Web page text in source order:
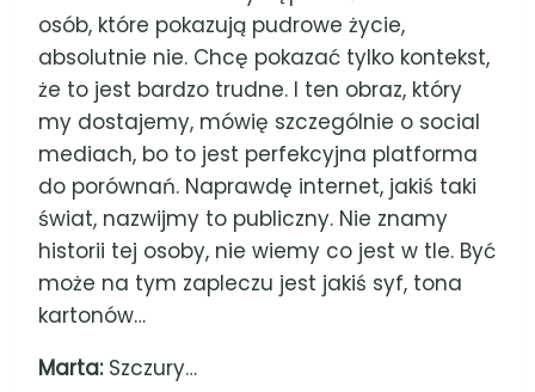
osób, które pokazują pudrowe życie,
absolutnie nie. Chcę pokazać tylko kontekst,
że to jest bardzo trudne. I ten obraz, który
my dostajemy, mówię szczególnie o social
mediach, bo to jest perfekcyjna platforma
do porównań. Naprawdę internet, jakiś taki
świat, nazwijmy to publiczny. Nie znamy
historii tej osoby, nie wiemy co jest w tle. Być
może na tym zapleczu jest jakiś syf, tona
kartonów…
Marta: Szczury…